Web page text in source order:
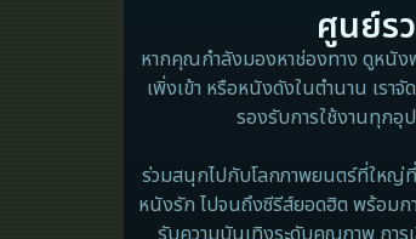
ศูนย์ร
หากคุณกำลังมองหาช่องทาง ดูหนัง
เพิ่งเข้า หรือหนังดังในตำนาน เร
รองรับการใช้งานทุกอุ
ร่วมสนุกไปกับโลกภาพยนตร์ที่ใหญ่
หนังรัก ไปจนถึงซีรีส์ยอดฮิต พร้อม